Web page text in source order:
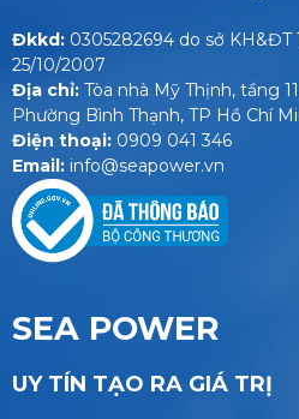
Đkkd: 0305282694 do sở KH&ĐT
25/10/2007
Địa chỉ: Tòa nhà Mỹ Thịnh, tầng
Phường Bình Thạnh, TP Hồ Chí
Điện thoại: 0909 041 346
Email: info@seapower.vn
SEA POWER
UY TÍN TẠO RA GIÁ TRỊ